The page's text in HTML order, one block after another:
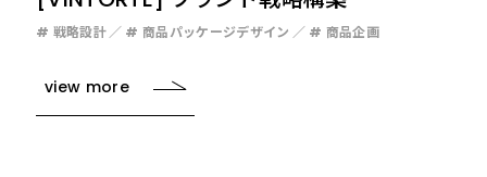
# 戦略設計 # 商品パッケージデザイン # 商品企画
view more